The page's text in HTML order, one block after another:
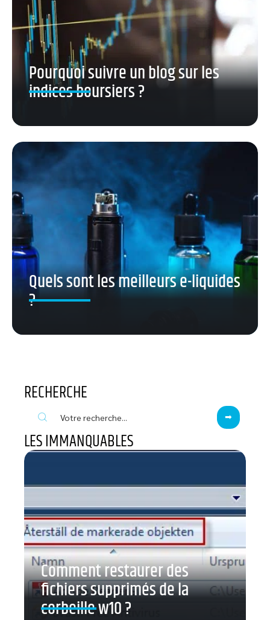
Pourquoi suivre un blog sur les
indices boursiers ?
Quels sont les meilleurs e-liquides
?
RECHERCHE
LES IMMANQUABLES
Comment restaurer des
fichiers supprimés de la
corbeille w10 ?